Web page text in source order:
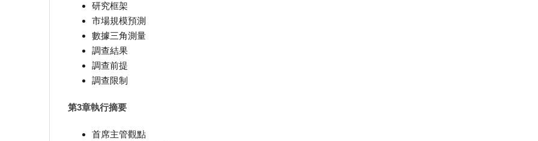
研究框架
市場規模預測
數據三角測量
調查結果
調查前提
調查限制
第3章執行摘要
首席主管觀點